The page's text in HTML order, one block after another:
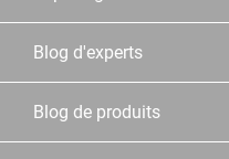
Blog d'experts
Blog de produits